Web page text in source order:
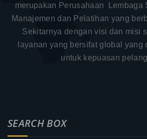
merupakan Perusahaan Lembaga
Manajemen dan Pelatihan yang
Sekitarnya dengan visi dan misi
layanan yang bersifat global yang
untuk kepuasan
SEARCH BOX